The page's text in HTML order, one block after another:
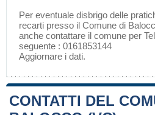
Per eventuale disbrigo delle
recarti presso il Comune di
anche contattare il comune per
seguente : 0161853144
Aggiornare i dati.
CONTATTI DEL